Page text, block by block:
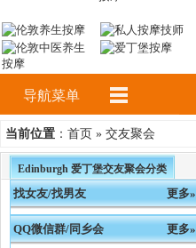
导航菜单
当前位置 ： 首页 » 交友聚会
Edinburgh 爱丁堡交友聚会分类
找女友/找男友 更多»
QQ微信群/同乡会 更多»